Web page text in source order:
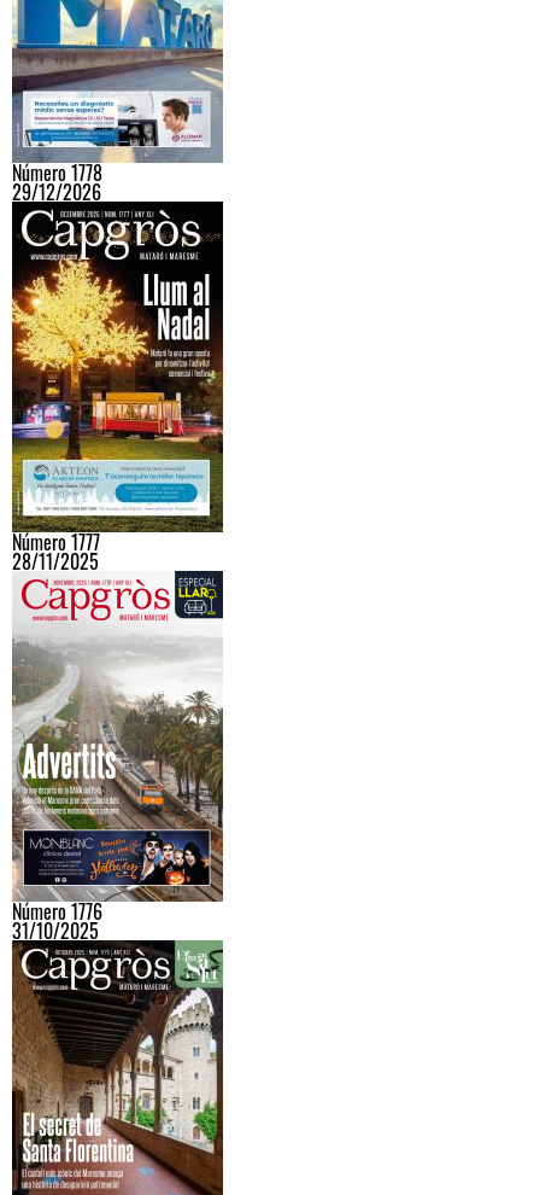
Número 1778
29/12/2026
Número 1777
28/11/2025
Número 1776
31/10/2025